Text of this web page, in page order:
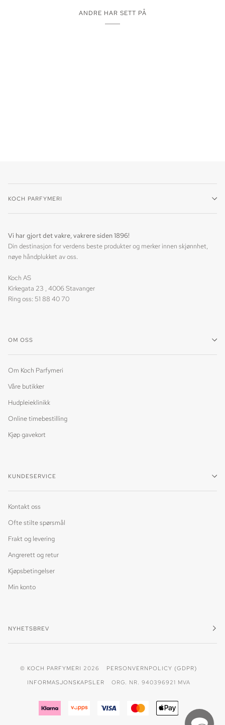
ANDRE HAR SETT PÅ
KOCH PARFYMERI
Vi har gjort det vakre, vakrere siden 1896!
Din destinasjon for verdens beste produkter og merker innen skjønnhet,
nøye håndplukket av oss.
Koch AS
Kirkegata 23 , 4006 Stavanger
Ring oss: 51 88 40 70
OM OSS
Om Koch Parfymeri
Våre butikker
Hudpleieklinikk
Online timebestilling
Kjøp gavekort
KUNDESERVICE
Kontakt oss
Ofte stilte spørsmål
Frakt og levering
Angrerett og retur
Kjøpsbetingelser
Min konto
NYHETSBREV
© KOCH PARFYMERI 2026
PERSONVERNPOLICY (GDPR)
INFORMASJONSKAPSLER
ORG. NR. 940396921 MVA